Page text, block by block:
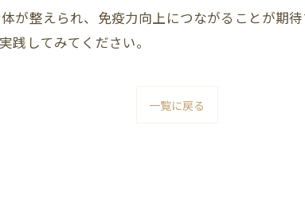
が整えられ、免疫力向上につながることが期
践してみてください。
一覧に戻る